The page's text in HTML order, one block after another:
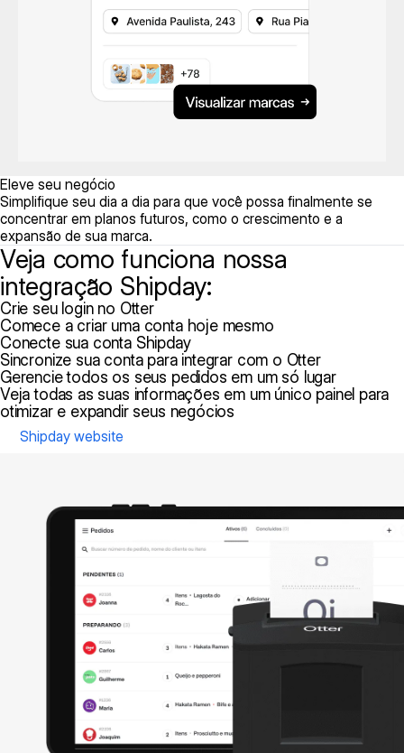
Eleve seu negócio
Simplifique seu dia a dia para que você possa finalmente se
concentrar em planos futuros, como o crescimento e a
expansão de sua marca.
Veja como funciona nossa
integração Shipday:
Crie seu login no Otter
Comece a criar uma conta hoje mesmo
Conecte sua conta Shipday
Sincronize sua conta para integrar com o Otter
Gerencie todos os seus pedidos em um só lugar
Veja todas as suas informações em um único painel para
otimizar e expandir seus negócios
Shipday website